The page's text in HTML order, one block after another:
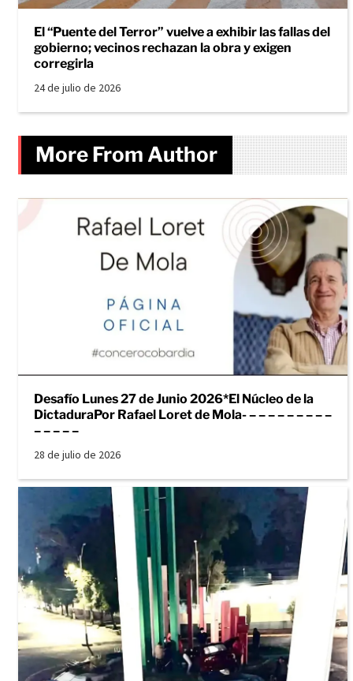
El “Puente del Terror” vuelve a exhibir las fallas del
gobierno; vecinos rechazan la obra y exigen
corregirla
24 de julio de 2026
More From Author
Desafío Lunes 27 de Junio 2026*El Núcleo de la
DictaduraPor Rafael Loret de Mola- – – – – – – – – –
– – – – –
28 de julio de 2026